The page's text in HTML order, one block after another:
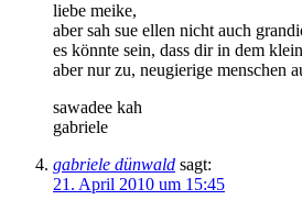
liebe meike,
aber sah sue ellen nicht auch
es könnte sein, dass dir in dem
aber nur zu, neugierige menschen
sawadee kah
gabriele
gabriele dünwald sagt:
21. April 2010 um 15:45